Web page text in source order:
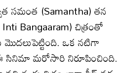
సమంత (Samantha) తన
Bangaaram) చిత్రంతో
మొదలుపెట్టింది. ఒక నటిగా
సినిమా మరోసారి నిరూపించింది.